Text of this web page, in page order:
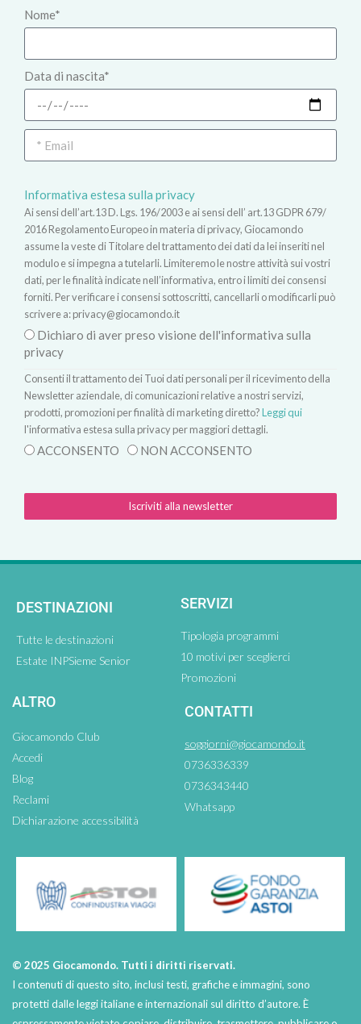
Nome*
Data di nascita*
Informativa estesa sulla privacy
Ai sensi dell’art.13 D. Lgs. 196/2003 e ai sensi dell’ art.13 GDPR 679/
2016 Regolamento Europeo in materia di privacy, Giocamondo
assume la veste di Titolare del trattamento dei dati da lei inseriti nel
modulo e si impegna a tutelarli. Limiteremo le nostre attività sui vostri
dati, per le finalità indicate nell’informativa, entro i limiti dei consensi
forniti. Per verificare i consensi sottoscritti, cancellarli o modificarli può
scrivere a:privacy@giocamondo.it
Dichiaro di aver preso visione dell'informativa sulla
privacy
Consenti il trattamento dei Tuoi dati personali per il ricevimento della
Newsletter aziendale, di comunicazioni relative a nostri servizi,
prodotti, promozioni per finalità di marketing diretto?Leggi qui
l'informativa estesa sulla privacy per maggiori dettagli.
ACCONSENTO NON ACCONSENTO
Iscriviti alla newsletter
DESTINAZIONI
Tutte le destinazioni
Estate INPSieme Senior
SERVIZI
Tipologia programmi
10 motivi per sceglierci
Promozioni
ALTRO
Giocamondo Club
Accedi
Blog
Reclami
Dichiarazione accessibilità
CONTATTI
soggiorni@giocamondo.it
0736336339
0736343440
Whatsapp
© 2025 Giocamondo. Tutti i diritti riservati.
I contenuti di questo sito, inclusi testi, grafiche e immagini, sono
protetti dalle leggi italiane e internazionali sul diritto d’autore. È